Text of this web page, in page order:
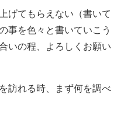
げてもらえない（書いて
事を色々と書いていこう
いの程、よろしくお願い
訪れる時、まず何を調べ